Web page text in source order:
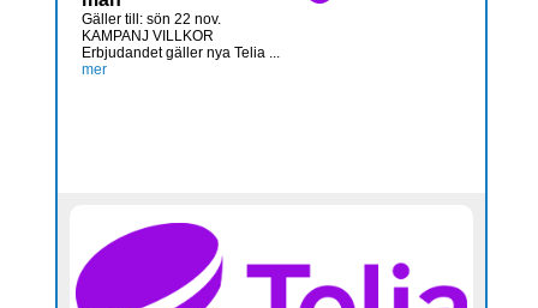
Gäller till: sön 22 nov.
KAMPANJ VILLKOR
Erbjudandet gäller nya Telia ...
mer